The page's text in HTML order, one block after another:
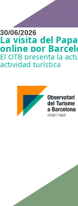
30/06/2026
La visita del
online por
El OTB presenta la
actividad turística